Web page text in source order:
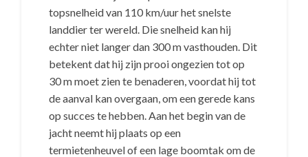
topsnelheid van 110 km/uur het snelste
landdier ter wereld. Die snelheid kan hij
echter niet langer dan 300 m vasthouden. Dit
betekent dat hij zijn prooi ongezien tot op
30 m moet zien te benaderen, voordat hij tot
de aanval kan overgaan, om een gerede kans
op succes te hebben. Aan het begin van de
jacht neemt hij plaats op een
termietenheuvel of een lage boomtak om de